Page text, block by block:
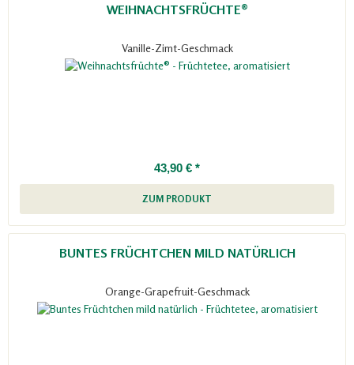
WEIHNACHTSFRÜCHTE®
Vanille-Zimt-Geschmack
43,90 € *
ZUM PRODUKT
BUNTES FRÜCHTCHEN MILD NATÜRLICH
Orange-Grapefruit-Geschmack